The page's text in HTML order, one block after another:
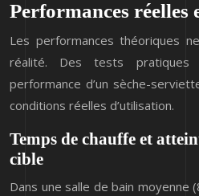
Performances réelles
Les performances théoriques
réalité. Des tests pratiques
performance d’un sèche-
conditions réelles d’utilisation.
Temps de chauffe et
cible
Dans une salle de bain moyenne